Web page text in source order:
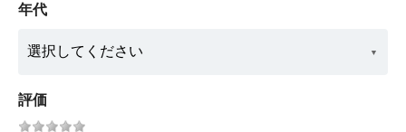
年代
評価